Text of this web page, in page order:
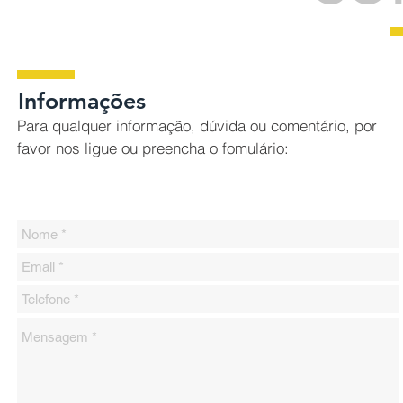
Informações
Para qualquer informação, dúvida ou comentário, por
favor nos ligue ou preencha o fomulário: